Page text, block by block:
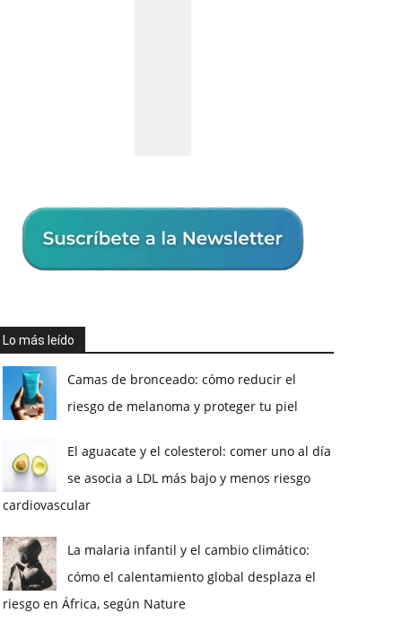
Lo más leído
Camas de bronceado: cómo reducir el
riesgo de melanoma y proteger tu piel
El aguacate y el colesterol: comer uno al día
se asocia a LDL más bajo y menos riesgo
cardiovascular
La malaria infantil y el cambio climático:
cómo el calentamiento global desplaza el
riesgo en África, según Nature